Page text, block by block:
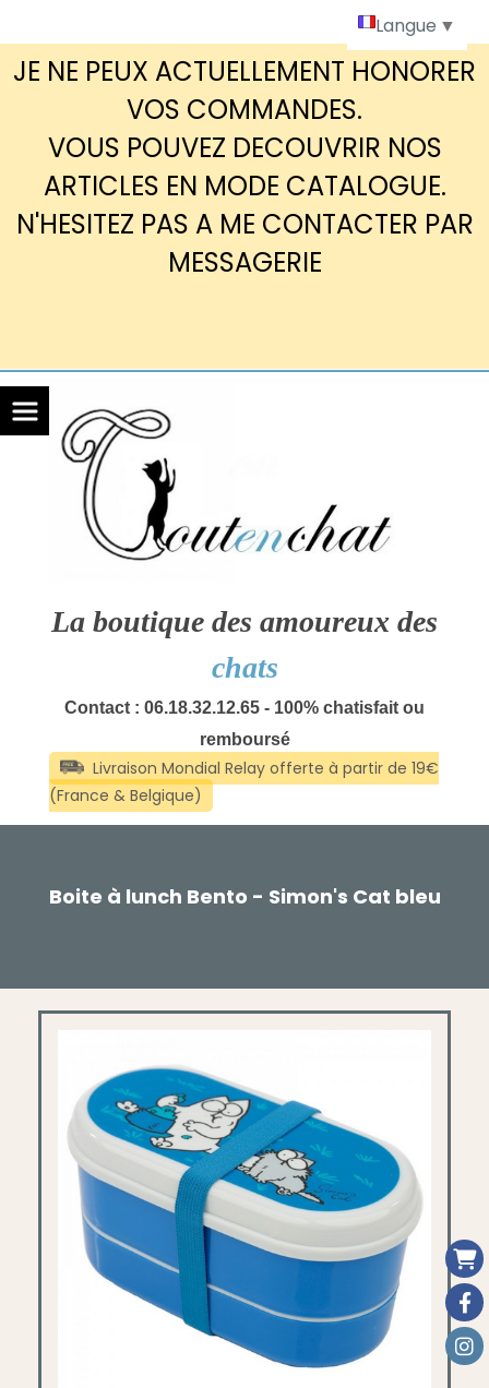
JE NE PEUX ACTUELLEMENT HONORER
VOS COMMANDES.
VOUS POUVEZ DECOUVRIR NOS
ARTICLES EN MODE CATALOGUE.
N'HESITEZ PAS A ME CONTACTER PAR
MESSAGERIE
La boutique des amoureux des
chats
Contact : 06.18.32.12.65 - 100% chatisfait ou
remboursé
Boite à lunch Bento - Simon's Cat bleu
Langue ▼